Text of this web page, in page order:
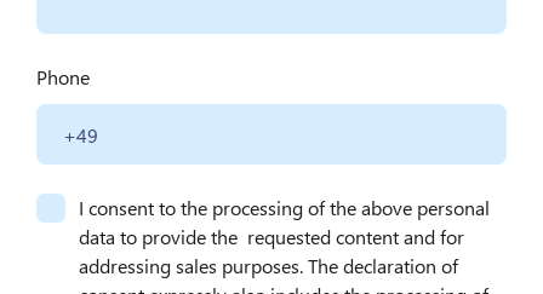
Phone
I consent to the processing of the above personal
data to provide the requested content and for
addressing sales purposes. The declaration of